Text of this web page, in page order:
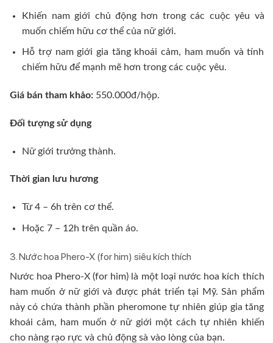
Khiến nam giới chủ động hơn trong các cuộc yêu và
muốn chiếm hữu cơ thể của nữ giới.
Hỗ trợ nam giới gia tăng khoái cảm, ham muốn và tính
chiếm hữu để mạnh mẽ hơn trong các cuộc yêu.
Giá bán tham khảo: 550.000đ/hộp.
Đối tượng sử dụng
Nữ giới trưởng thành.
Thời gian lưu hương
Từ 4 – 6h trên cơ thể.
Hoặc 7 – 12h trên quần áo.
3. Nước hoa Phero-X (for him) siêu kích thích
Nước hoa Phero-X (for him) là một loại nước hoa kích thích
ham muốn ở nữ giới và được phát triển tại Mỹ. Sản phẩm
này có chứa thành phần pheromone tự nhiên giúp gia tăng
khoái cảm, ham muốn ở nữ giới một cách tự nhiên khiến
cho nàng rạo rực và chủ động sà vào lòng của bạn.